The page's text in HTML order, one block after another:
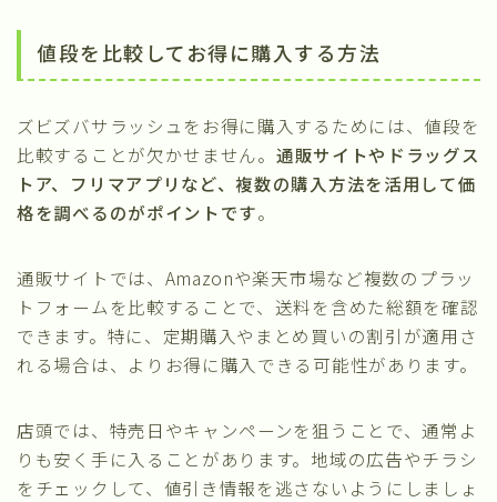
値段を比較してお得に購入する方法
ズビズバサラッシュをお得に購入するためには、値段を
比較することが欠かせません。 通販サイトやドラッグス
トア、フリマアプリなど、複数の購入方法を活用して価
格を調べるのがポイントです。
通販サイトでは、Amazonや楽天市場など複数のプラッ
トフォームを比較することで、送料を含めた総額を確認
できます。特に、定期購入やまとめ買いの割引が適用さ
れる場合は、よりお得に購入できる可能性があります。
店頭では、特売日やキャンペーンを狙うことで、通常よ
りも安く手に入ることがあります。地域の広告やチラシ
をチェックして、値引き情報を逃さないようにしましょ